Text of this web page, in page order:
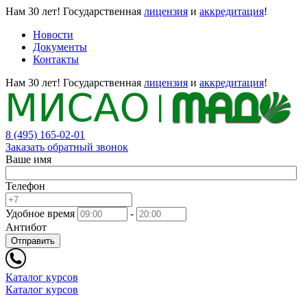
Нам 30 лет! Государственная лицензия и аккредитация!
Новости
Документы
Контакты
Нам 30 лет! Государственная лицензия и аккредитация!
8 (495) 165-02-01
Заказать обратный звонок
Ваше имя
Телефон
Удобное время
-
Антибот
Отправить
Каталог курсов
Каталог курсов